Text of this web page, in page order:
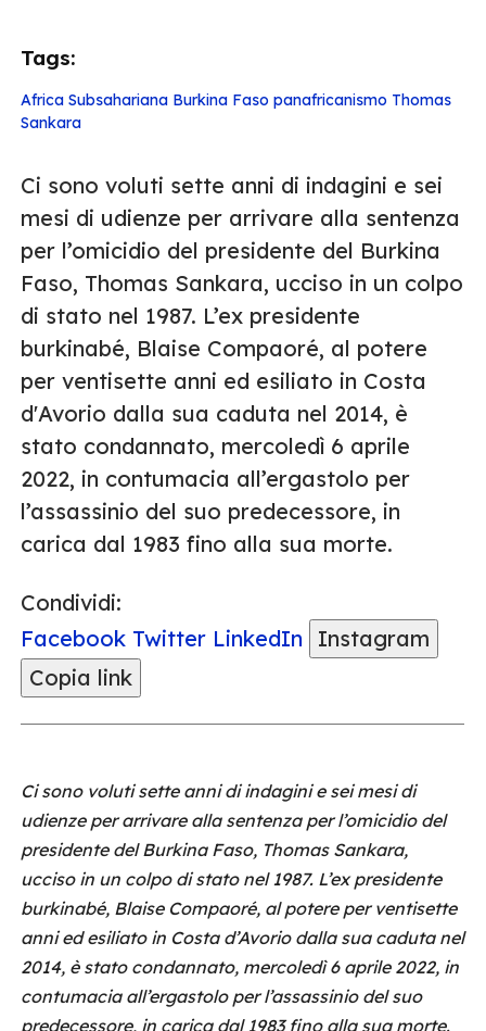
Tags:
Africa Subsahariana Burkina Faso panafricanismo Thomas
Sankara
Ci sono voluti sette anni di indagini e sei
mesi di udienze per arrivare alla sentenza
per l’omicidio del presidente del Burkina
Faso, Thomas Sankara, ucciso in un colpo
di stato nel 1987. L’ex presidente
burkinabé, Blaise Compaoré, al potere
per ventisette anni ed esiliato in Costa
d'Avorio dalla sua caduta nel 2014, è
stato condannato, mercoledì 6 aprile
2022, in contumacia all’ergastolo per
l’assassinio del suo predecessore, in
carica dal 1983 fino alla sua morte.
Condividi:
Facebook Twitter LinkedIn
Instagram
Copia link
Ci sono voluti sette anni di indagini e sei mesi di
udienze per arrivare alla sentenza per l’omicidio del
presidente del Burkina Faso, Thomas Sankara,
ucciso in un colpo di stato nel 1987. L’ex presidente
burkinabé, Blaise Compaoré, al potere per ventisette
anni ed esiliato in Costa d’Avorio dalla sua caduta nel
2014, è stato condannato, mercoledì 6 aprile 2022, in
contumacia all’ergastolo per l’assassinio del suo
predecessore, in carica dal 1983 fino alla sua morte.